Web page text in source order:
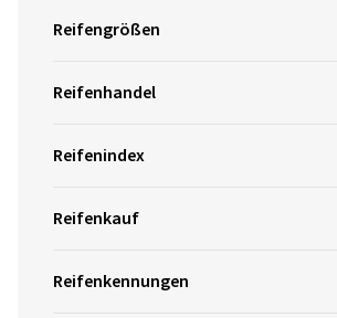
Reifengrößen
Reifenhandel
Reifenindex
Reifenkauf
Reifenkennungen